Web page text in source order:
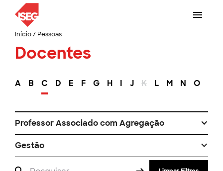
Início/ Pessoas
Docentes
A B C D E F G H I J K L M N O
Professor Associado com Agregação
Gestão